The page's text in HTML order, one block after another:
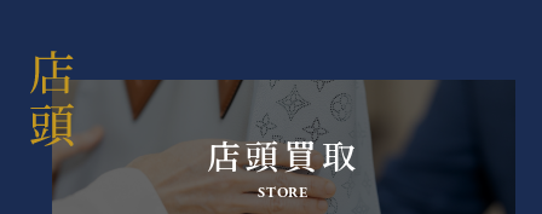
店頭買取
STORE